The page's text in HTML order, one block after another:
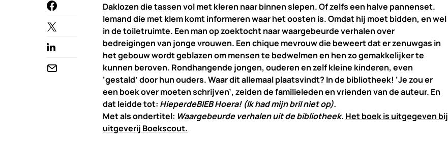
Daklozen die tassen vol met kleren naar binnen slepen. Of zelfs een halve pannenset.
Iemand die met klem komt informeren waar het oosten is. Omdat hij moet bidden, en wel
in de toiletruimte. Een man op zoektocht naar waargebeurde verhalen over
bedreigingen van jonge vrouwen. Een chique mevrouw die beweert dat er zenuwgas in
het gebouw wordt geblazen om mensen te bedwelmen en hen zo gemakkelijker te
kunnen beroven. Rondhangende jongen, ouderen en zelf kleine kinderen, even
‘gestald’ door hun ouders. Waar dit allemaal plaatsvindt? In de bibliotheek! ‘Je zou er
een boek over moeten schrijven’, zeiden de familieleden en vrienden van de auteur. En
dat leidde tot: HieperdeBIEB Hoera! (Ik had mijn bril niet op).
Met als ondertitel: Waargebeurde verhalen uit de bibliotheek. Het boek is uitgegeven bij
uitgeverij Boekscout.